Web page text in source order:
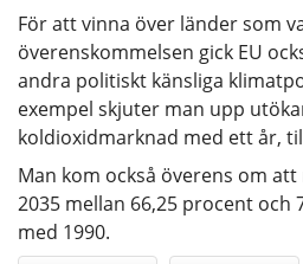
För att vinna över länder som
överenskommelsen gick EU
andra politiskt känsliga
exempel skjuter man upp
koldioxidmarknad med ett år,
Man kom också överens om
2035 mellan 66,25 procent
med 1990.